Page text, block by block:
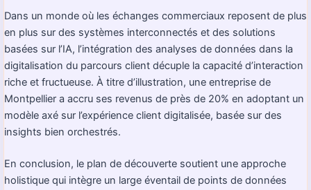
Dans un monde où les échanges commerciaux reposent de plus
en plus sur des systèmes interconnectés et des solutions
basées sur l’IA, l’intégration des analyses de données dans la
digitalisation du parcours client décuple la capacité d’interaction
riche et fructueuse. À titre d’illustration, une entreprise de
Montpellier a accru ses revenus de près de 20% en adoptant un
modèle axé sur l’expérience client digitalisée, basée sur des
insights bien orchestrés.
En conclusion, le plan de découverte soutient une approche
holistique qui intègre un large éventail de points de données